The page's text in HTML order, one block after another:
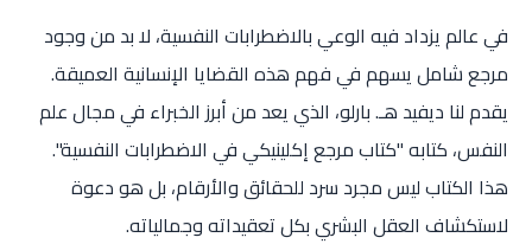
في عالم يزداد فيه الوعي بالاضطرابات النفسية، لا بد من وجود
مرجع شامل يسهم في فهم هذه القضايا الإنسانية العميقة.
يقدم لنا ديفيد هـ. بارلو، الذي يعد من أبرز الخبراء في مجال علم
النفس، كتابه "كتاب مرجع إكلينيكي في الاضطرابات النفسية".
هذا الكتاب ليس مجرد سرد للحقائق والأرقام، بل هو دعوة
لاستكشاف العقل البشري بكل تعقيداته وجمالياته.